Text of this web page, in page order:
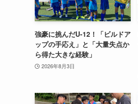
強豪に挑んだU-12！「ビルドア
ップの手応え」と「大量失点か
ら得た大きな経験」
2026年8月3日